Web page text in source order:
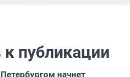
публикации
начнет